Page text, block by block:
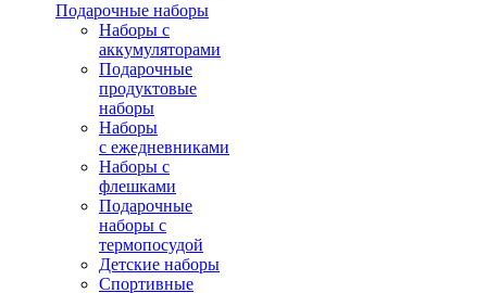
Подарочные наборы
Наборы с
аккумуляторами
Подарочные
продуктовые
наборы
Наборы
с ежедневниками
Наборы с
флешками
Подарочные
наборы с
термопосудой
Детские наборы
Спортивные